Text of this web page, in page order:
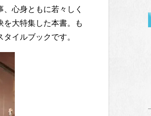
心身ともに若々しく
を大特集した本書。も
イルブックです。